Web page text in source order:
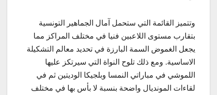
وتتميز القائمة التي ستحمل آمال الجماهير التونسية
بتقارب مستوى اللاعبين فنيا في مختلف المراكز مما
يجعل الغموض السمة البارزة في تحديد معالم التشكيلة
الاساسية. ومع ذلك تلوح النواة التي سيرتكز عليها
اللموشي في مباراتي النمسا وبلجيكا الوديتين ثم في
لقاءات المونديال واضحة بنسبة لا بأس بها في مختلف